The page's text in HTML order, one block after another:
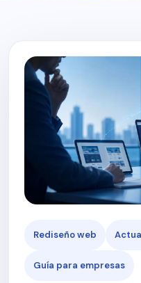
Rediseño web
Guía para empresas